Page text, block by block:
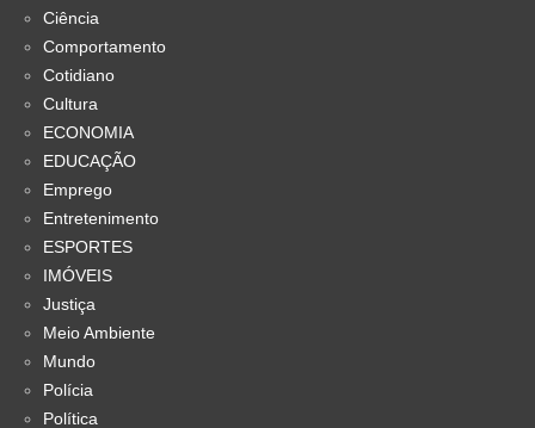
Ciência
Comportamento
Cotidiano
Cultura
ECONOMIA
EDUCAÇÃO
Emprego
Entretenimento
ESPORTES
IMÓVEIS
Justiça
Meio Ambiente
Mundo
Polícia
Política